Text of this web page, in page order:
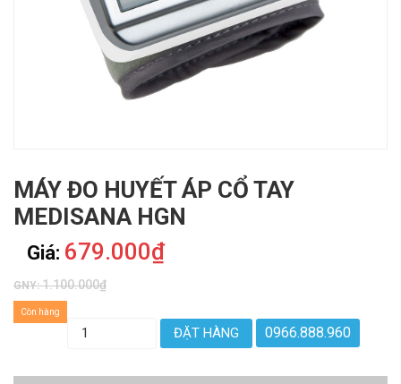
MÁY ĐO HUYẾT ÁP CỔ TAY
MEDISANA HGN
Giá: 679.000₫
GNY:1.100.000₫
Còn hàng
ĐẶT HÀNG 0966.888.960